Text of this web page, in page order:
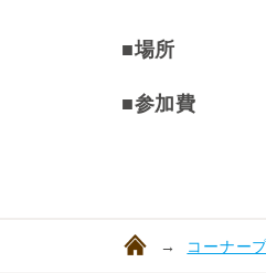
■場所
■参加費
コーナー